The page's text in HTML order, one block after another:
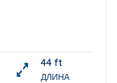
44 ft
ДЛИНА